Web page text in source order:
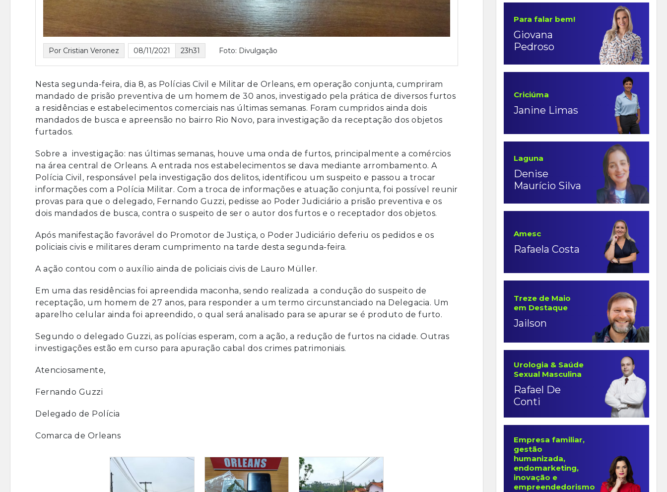
Por Cristian Veronez 08/11/2021 23h31 Foto: Divulgação
Nesta segunda-feira, dia 8, as Polícias Civil e Militar de Orleans, em operação conjunta, cumpriram
mandado de prisão preventiva de um homem de 30 anos, investigado pela prática de diversos furtos
a residências e estabelecimentos comerciais nas últimas semanas. Foram cumpridos ainda dois
mandados de busca e apreensão no bairro Rio Novo, para investigação da receptação dos objetos
furtados.
Sobre a investigação: nas últimas semanas, houve uma onda de furtos, principalmente a comércios
na área central de Orleans. A entrada nos estabelecimentos se dava mediante arrombamento. A
Polícia Civil, responsável pela investigação dos delitos, identificou um suspeito e passou a trocar
informações com a Polícia Militar. Com a troca de informações e atuação conjunta, foi possível reunir
provas para que o delegado, Fernando Guzzi, pedisse ao Poder Judiciário a prisão preventiva e os
dois mandados de busca, contra o suspeito de ser o autor dos furtos e o receptador dos objetos.
Após manifestação favorável do Promotor de Justiça, o Poder Judiciário deferiu os pedidos e os
policiais civis e militares deram cumprimento na tarde desta segunda-feira.
A ação contou com o auxílio ainda de policiais civis de Lauro Müller.
Em uma das residências foi apreendida maconha, sendo realizada a condução do suspeito de
receptação, um homem de 27 anos, para responder a um termo circunstanciado na Delegacia. Um
aparelho celular ainda foi apreendido, o qual será analisado para se apurar se é produto de furto.
Segundo o delegado Guzzi, as polícias esperam, com a ação, a redução de furtos na cidade. Outras
investigações estão em curso para apuração cabal dos crimes patrimoniais.
Atenciosamente,
Fernando Guzzi
Delegado de Polícia
Comarca de Orleans
Para falar bem!
Giovana
Pedroso
Criciúma
Janine Limas
Laguna
Denise
Maurício Silva
Amesc
Rafaela Costa
Treze de Maio
em Destaque
Jailson
Urologia & Saúde
Sexual Masculina
Rafael De
Conti
Empresa familiar,
gestão
humanizada,
endomarketing,
inovação e
empreendedorismo